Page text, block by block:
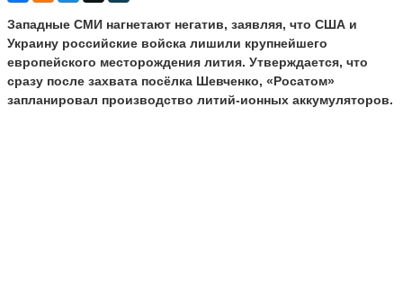
Западные СМИ нагнетают негатив, заявляя, что США и
Украину российские войска лишили крупнейшего
европейского месторождения лития. Утверждается, что
сразу после захвата посёлка Шевченко, «Росатом»
запланировал производство литий-ионных аккумуляторов.